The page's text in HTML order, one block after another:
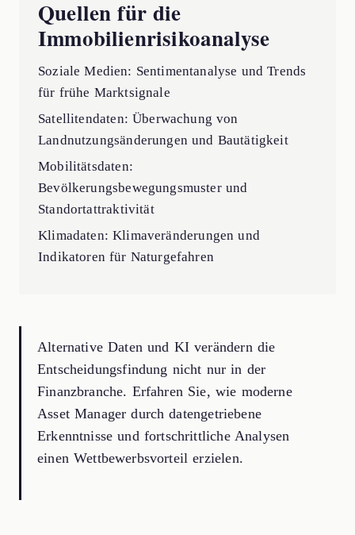
Quellen für die
Immobilienrisikoanalyse
Soziale Medien: Sentimentanalyse und Trends
für frühe Marktsignale
Satellitendaten: Überwachung von
Landnutzungsänderungen und Bautätigkeit
Mobilitätsdaten:
Bevölkerungsbewegungsmuster und
Standortattraktivität
Klimadaten: Klimaveränderungen und
Indikatoren für Naturgefahren
Alternative Daten und KI verändern die
Entscheidungsfindung nicht nur in der
Finanzbranche. Erfahren Sie, wie moderne
Asset Manager durch datengetriebene
Erkenntnisse und fortschrittliche Analysen
einen Wettbewerbsvorteil erzielen.